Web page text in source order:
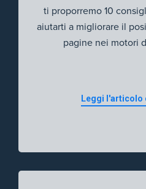
ti proporremo 10
aiutarti a migliorare il
pagine nei motori
Leggi l'articolo